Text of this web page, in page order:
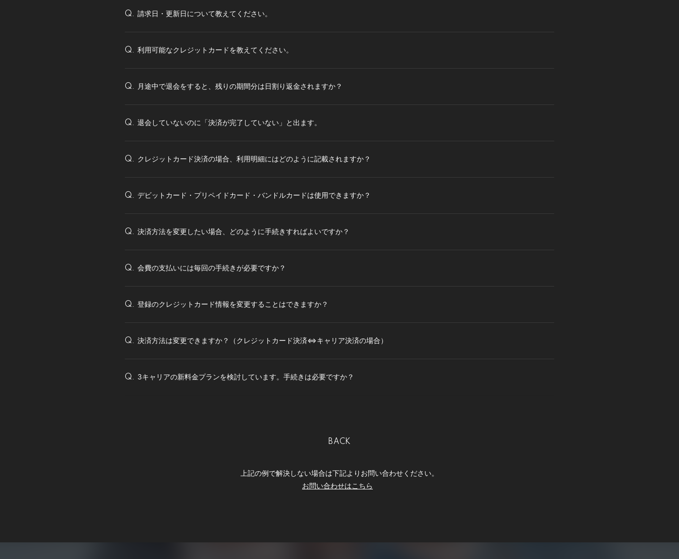
Q. 請求日・更新日について教えてください。
Q. 利用可能なクレジットカードを教えてください。
Q. 月途中で退会をすると、残りの期間分は日割り返金されますか？
Q. 退会していないのに「決済が完了していない」と出ます。
Q. クレジットカード決済の場合、利用明細にはどのように記載されますか？
Q. デビットカード・プリペイドカード・バンドルカードは使用できますか？
Q. 決済方法を変更したい場合、どのように手続きすればよいですか？
Q. 会費の支払いには毎回の手続きが必要ですか？
Q. 登録のクレジットカード情報を変更することはできますか？
Q. 決済方法は変更できますか？（クレジットカード決済⇔キャリア決済の場合）
Q. 3キャリアの新料金プランを検討しています。手続きは必要ですか？
BACK
上記の例で解決しない場合は下記よりお問い合わせください。
お問い合わせはこちら